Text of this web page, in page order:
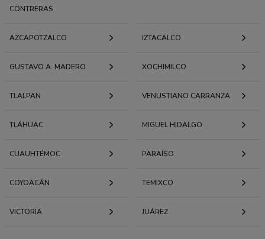
CONTRERAS
AZCAPOTZALCO IZTACALCO
GUSTAVO A. MADERO XOCHIMILCO
TLALPAN VENUSTIANO CARRANZA
TLÁHUAC MIGUEL HIDALGO
CUAUHTÉMOC PARAÍSO
COYOACÁN TEMIXCO
VICTORIA JUÁREZ